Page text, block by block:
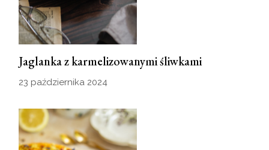
Jaglanka z karmelizowanymi śliwkami
23 października 2024